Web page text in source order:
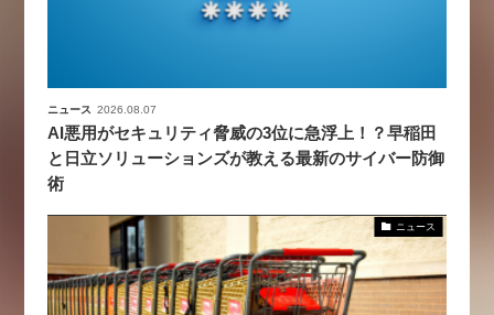
ニュース 2026.08.07
AI悪用がセキュリティ脅威の3位に急浮上！？早稲田
と日立ソリューションズが教える最新のサイバー防御
術
ニュース